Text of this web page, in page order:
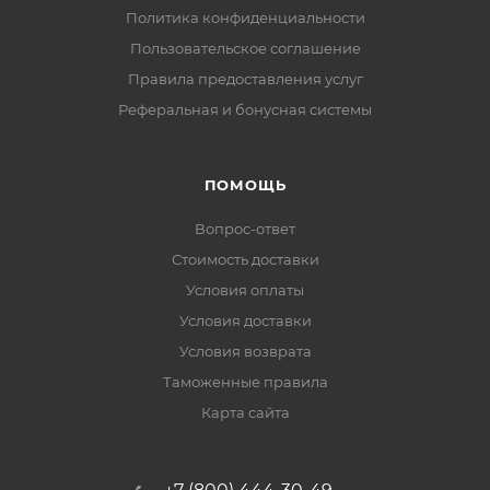
Политика конфиденциальности
Пользовательское соглашение
Правила предоставления услуг
Реферальная и бонусная системы
ПОМОЩЬ
Вопрос-ответ
Стоимость доставки
Условия оплаты
Условия доставки
Условия возврата
Таможенные правила
Карта сайта